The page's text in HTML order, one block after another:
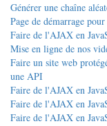
Générer une chaîne
Page de démarrage
Faire de l'AJAX en
Mise en ligne de nos
Faire un site web
une API
Faire de l'AJAX en
Faire de l'AJAX en
Faire de l'AJAX en